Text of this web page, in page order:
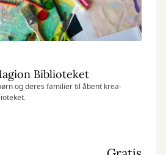
Biblioteket
og deres familier til åbent krea-